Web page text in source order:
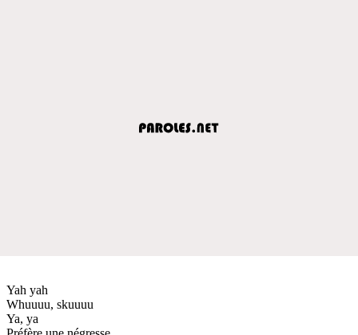
Yah yah
Whuuuu, skuuuu
Ya, ya